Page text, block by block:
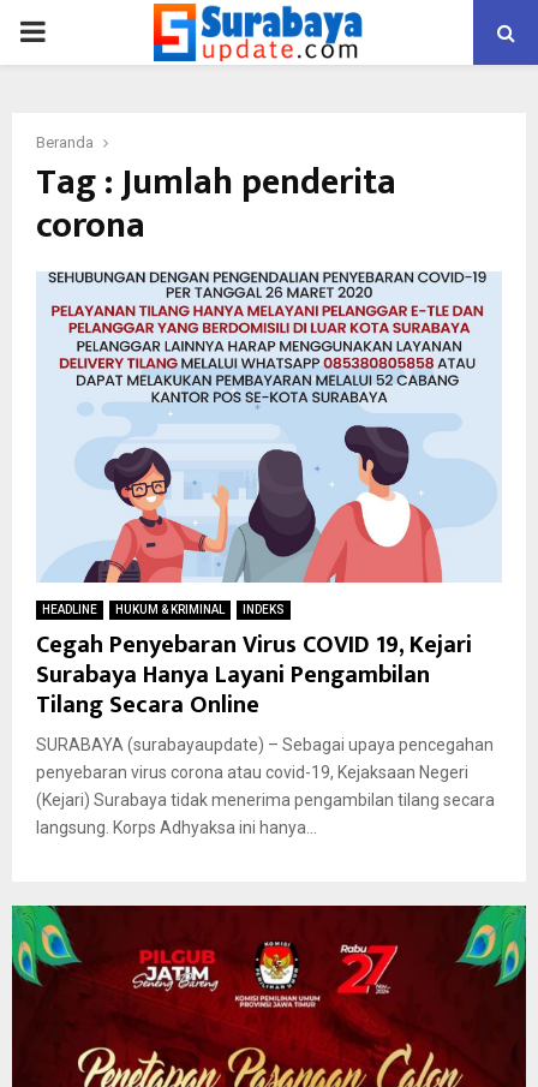
PRIMARY
Beranda
Tag : Jumlah penderita
corona
HEADLINE HUKUM & KRIMINAL INDEKS
Cegah Penyebaran Virus COVID 19, Kejari
Surabaya Hanya Layani Pengambilan
Tilang Secara Online
SURABAYA (surabayaupdate) – Sebagai upaya pencegahan
penyebaran virus corona atau covid-19, Kejaksaan Negeri
(Kejari) Surabaya tidak menerima pengambilan tilang secara
langsung. Korps Adhyaksa ini hanya...